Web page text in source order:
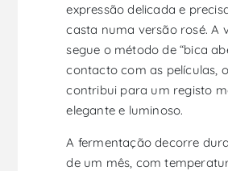
expressão delicada e
casta numa versão rosé. A
segue o método de “bica
contacto com as películas,
contribui para um registo
elegante e luminoso.
A fermentação decorre
de um mês, com